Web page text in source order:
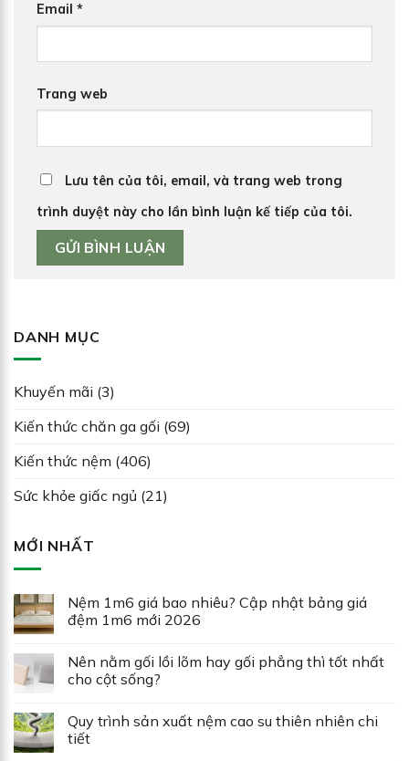
Email *
Trang web
Lưu tên của tôi, email, và trang web trong
trình duyệt này cho lần bình luận kế tiếp của tôi.
DANH MỤC
Khuyến mãi (3)
Kiến thức chăn ga gối (69)
Kiến thức nệm (406)
Sức khỏe giấc ngủ (21)
MỚI NHẤT
Nệm 1m6 giá bao nhiêu? Cập nhật bảng giá
đệm 1m6 mới 2026
Nên nằm gối lồi lõm hay gối phẳng thì tốt nhất
cho cột sống?
Quy trình sản xuất nệm cao su thiên nhiên chi
tiết